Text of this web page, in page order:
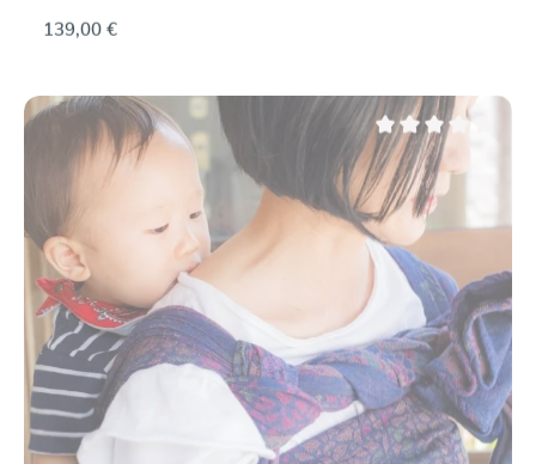
fiordaliso e smeraldo. Anche in questo caso,
i lati, in senso opposto. gioco di colori. Il cotone è, come
sempre, di provenienza controllata coltivazione biologica
(kbA), i colori non contengono additivi nocivi o sostanze
pesanti. additivi o addirittura metalli pesanti. Questo
tessuto leggero è anche solido e dimensionalmente
stabile nel senso della lunghezza e ben estensibile in
diagonale, in modo che possa essere facilmente si
adatta bene a tutte le forme del corpo e a tutti gli stili di
abbigliamento. Ha anche ha un'impugnatura fine che
consente di legare e stringere bene. Il vostro bambino,
piccolo o grande che sia, siede comodamente e in modo
sicuro nella fascia ed è e si sostiene in modo sicuro su
tutto il perimetro, in ogni posizione di trasporto.
139,00 €
Valutazione media